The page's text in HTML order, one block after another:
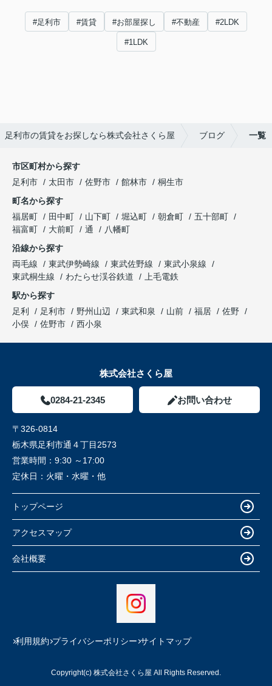
#足利市 #賃貸 #お部屋探し #不動産 #2LDK
#1LDK
足利市の賃貸をお探しなら株式会社さくら屋 ブログ 一覧
市区町村から探す
足利市
太田市 佐野市 館林市
桐生市
町名から探す
福居町
田中町 山下町 堀込町 朝倉町
五十部町
福富町
大前町 通
八幡町
沿線から探す
両毛線
東武伊勢崎線 東武佐野線
東武小泉線
東武桐生線
わたらせ渓谷鉄道
上毛電鉄
駅から探す
足利
足利市 野州山辺 東武和泉 山前 福居
佐野
小俣
佐野市 西小泉
株式会社さくら屋
0284-21-2345 お問い合わせ
〒326-0814
栃木県足利市通４丁目2573
営業時間： 9:30 ～17:00
定休日： 火曜・水曜・他
トップページ
アクセスマップ
会社概要
利用規約 プライバシーポリシー サイトマップ
Copyright(c) 株式会社さくら屋 All Rights Reserved.